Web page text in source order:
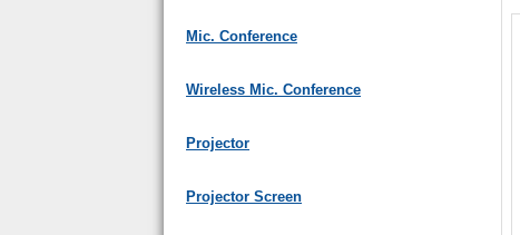
Mic. Conference
Wireless Mic. Conference
Projector
Projector Screen